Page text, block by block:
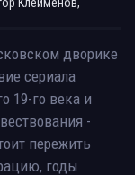
дворике
сериала
19-го века и
-
пережить
годы